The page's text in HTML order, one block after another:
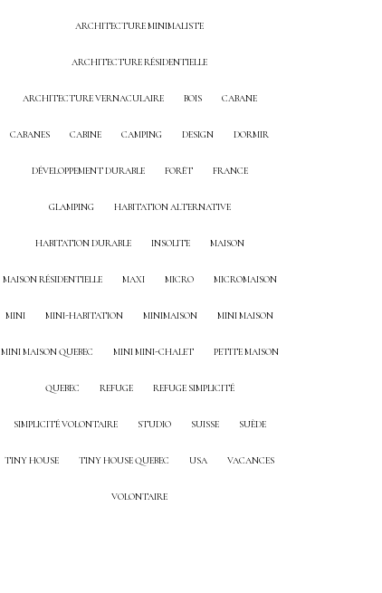
ARCHITECTURE MINIMALISTE
ARCHITECTURE RÉSIDENTIELLE
ARCHITECTURE VERNACULAIRE BOIS CABANE
CABANES CABINE CAMPING DESIGN DORMIR
DÉVELOPPEMENT DURABLE FORÊT FRANCE
GLAMPING HABITATION ALTERNATIVE
HABITATION DURABLE INSOLITE MAISON
MAISON RÉSIDENTIELLE MAXI MICRO MICROMAISON
MINI MINI-HABITATION MINIMAISON MINI MAISON
MINI MAISON QUEBEC MINI MINI-CHALET PETITE MAISON
QUEBEC REFUGE REFUGE SIMPLICITÉ
SIMPLICITÉ VOLONTAIRE STUDIO SUISSE SUÈDE
TINY HOUSE TINY HOUSE QUEBEC USA VACANCES
VOLONTAIRE